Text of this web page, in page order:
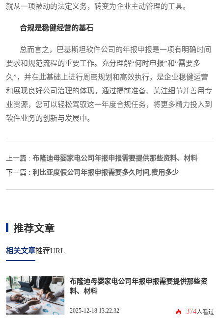
就从一项被动的法定义务，转变为企业主动管理的工具。
合规是稳健经营的基石
总而言之，巴基斯坦软件公司的年报申报是一项有明确时间
要求和规范流程的重要工作。充分理解“何时申报”和“需要多
久”，并在此基础上进行周密规划和高效执行，是企业稳健运营
和展现良好公司治理的体现。通过提前准备、关注细节并善用专
业资源，您可以轻松驾驭这一年度合规任务，将更多精力投入到
软件业务的创新与发展中。
上一篇 : 布隆迪母婴家电公司年报申报需要提供那些资料、材料
下一篇 : 利比亚度假公司年报申报需要多久时间,费用多少
推荐文章
相关文章推荐URL
布隆迪母婴家电公司年报申报需要提供那些资
料、材料
2025-12-18 13:22:32 374人看过